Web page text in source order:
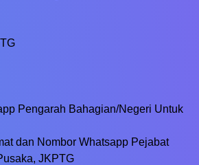
Pengarah Bahagian/Negeri Untuk
dan Nombor Whatsapp Pejabat
JKPTG